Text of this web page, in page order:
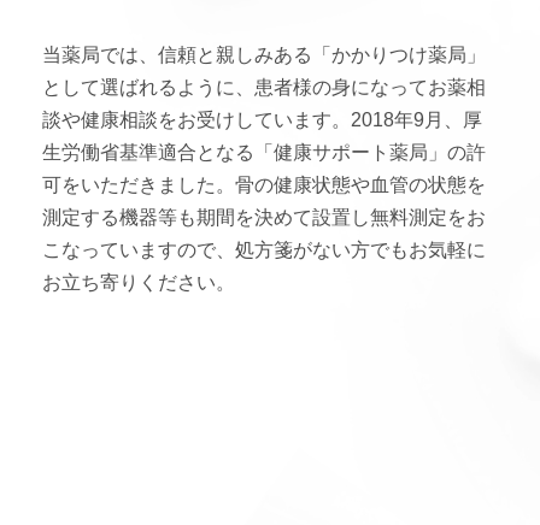
インフォメーション
お問い合わせ
当薬局では、信頼と親しみある「かかりつけ薬局」
として選ばれるように、患者様の身になってお薬相
談や健康相談をお受けしています。2018年9月、厚
生労働省基準適合となる「健康サポート薬局」の許
可をいただきました。骨の健康状態や血管の状態を
測定する機器等も期間を決めて設置し無料測定をお
こなっていますので、 処方箋がない方でもお気軽に
お立ち寄りください。